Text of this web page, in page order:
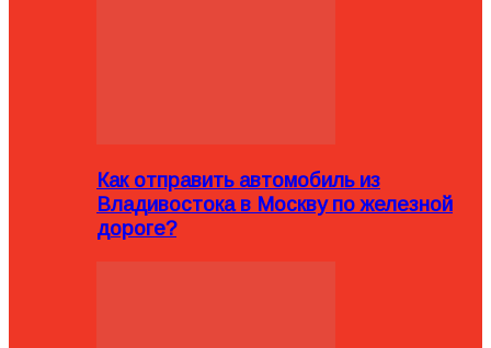
Как отправить автомобиль из
Владивостока в Москву по железной
дороге?